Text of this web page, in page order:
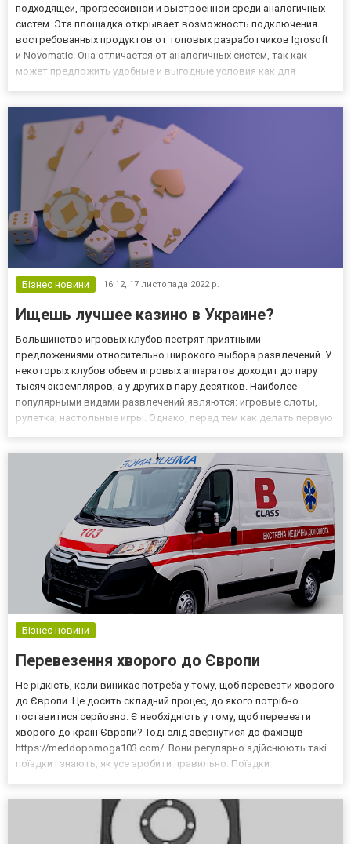
подходящей, прогрессивной и выстроенной среди аналогичных
систем. Эта площадка открывает возможность подключения
востребованных продуктов от топовых разработчиков Igrosoft
и Novomatic. Она отличается от аналогичных систем, так как
может предложить удобные и выгодные условия как для
структурой. Поэт...
Бізнес новини 16:12, 17 листопада 2022 р.
Ищешь лучшее казино в Украине?
Большинство игровых клубов пестрят приятными
предложениями относительно широкого выбора развлечений. У
некоторых клубов объем игровых аппаратов доходит до пару
тысяч экземпляров, а у других в пару десятков. Наиболее
популярными видами развлечений являются: игровые слоты,
рулетка, настольные игры. Однако, перед тем как делать первую
придерживаются честн...
Бізнес новини
Перевезення хворого до Європи
Не рідкість, коли виникає потреба у тому, щоб перевезти хворого
до Європи. Це досить складний процес, до якого потрібно
поставитися серйозно. Є необхідність у тому, щоб перевезти
хворого до країн Європи? Тоді слід звернутися до фахівців
https://meddopomoga103.com/. Вони регулярно здійснюють такі
поїздки і знають, як усе зробити правильно. Поїздки